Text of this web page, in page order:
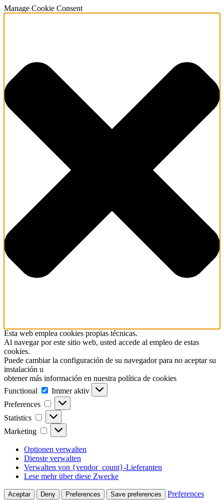
Manage Cookie Consent
Esta web emplea cookies propias técnicas.
Al navegar por este sitio web, usted accede al empleo de estas
cookies.
Puede cambiar la configuración de su navegador para no aceptar su
instalación u
obtener más información en nuestra política de cookies
Functional
Functional
Immer aktiv
Preferences
Preferences
Statistics Statistics
Marketing Marketing
Optionen verwalten
Dienste verwalten
Verwalten von {vendor_count}-Lieferanten
Lese mehr über diese Zwecke
Aceptar Deny Preferences Save preferences Preferences